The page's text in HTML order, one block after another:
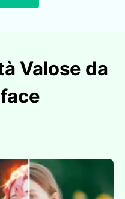
Valose da